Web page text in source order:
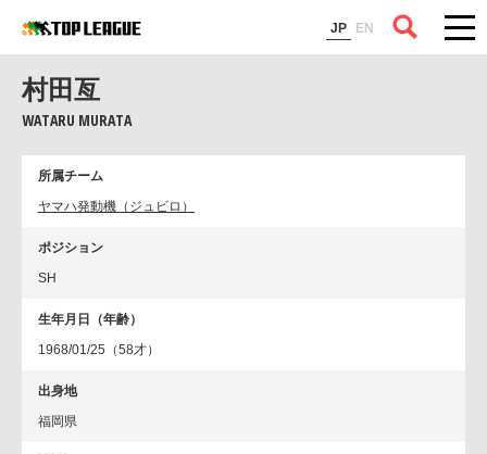
JP EN
コラム
村田亙
WATARU MURATA
所属チーム
ヤマハ発動機（ジュビロ）
ポジション
SH
生年月日（年齢）
1968/01/25（58才）
出身地
福岡県